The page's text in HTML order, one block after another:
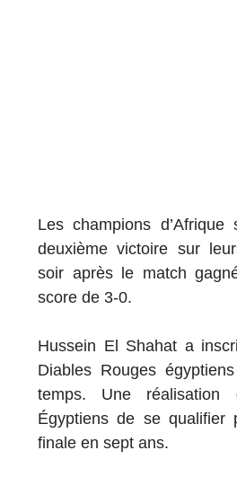
Les champions
deuxième victoire sur
soir après le match
score de 3-0.
Hussein El Shahat a
Diables Rouges
temps. Une réalisation
Égyptiens de se qualifier
finale en sept ans.